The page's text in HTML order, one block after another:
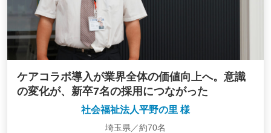
ケアコラボ導入が業界全体の価値向上へ。意識
の変化が、新卒7名の採用につながった
社会福祉法人平野の里 様
埼玉県／約70名